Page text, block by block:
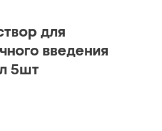
для
введения
5шт